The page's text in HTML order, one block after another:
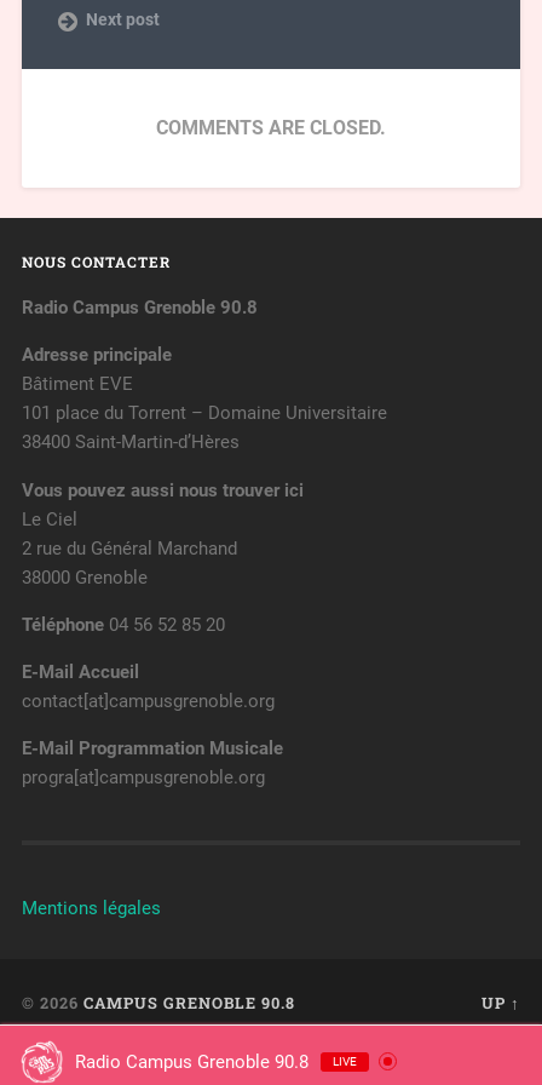
Next post
COMMENTS ARE CLOSED.
NOUS CONTACTER
Radio Campus Grenoble 90.8
Adresse principale
Bâtiment EVE
101 place du Torrent – Domaine Universitaire
38400 Saint-Martin-d’Hères
Vous pouvez aussi nous trouver ici
Le Ciel
2 rue du Général Marchand
38000 Grenoble
Téléphone04 56 52 85 20
E-Mail Accueil
contact[at]campusgrenoble.org
E-Mail Programmation Musicale
progra[at]campusgrenoble.org
Mentions légales
© 2026 CAMPUS GRENOBLE 90.8 UP ↑
Radio Campus Grenoble 90.8 LIVE